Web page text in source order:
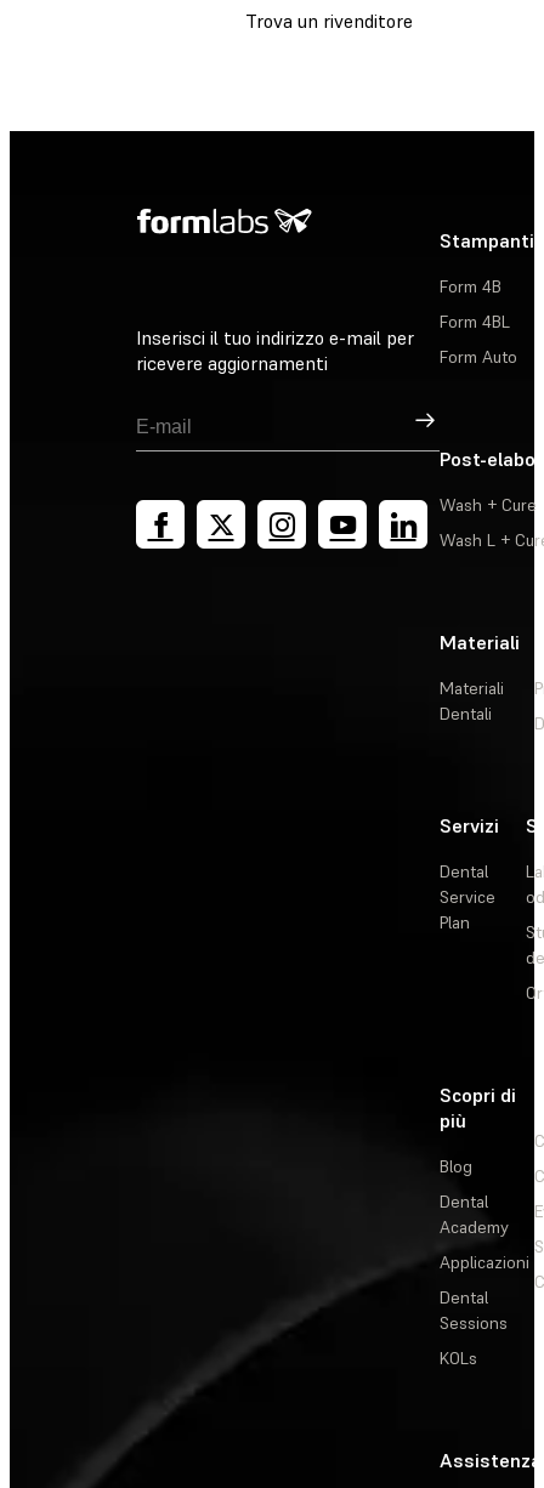
Trova un rivenditore
Inserisci il tuo indirizzo e-mail per
ricevere aggiornamenti
Registrati
Stampanti
Form 4B
Form 4BL
Form Auto
Post-
Wash + Cure
Wash L +
Materiali
Materiali
Dentali
Servizi
Dental
Service
Plan
Scopri di
più
Blog
Dental
Academy
Applicazioni
Dental
Sessions
KOLs
Assistenza